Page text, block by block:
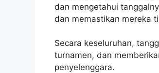
dan mengetahui
dan memastikan mereka
Secara keseluruhan,
turnamen, dan
penyelenggara.